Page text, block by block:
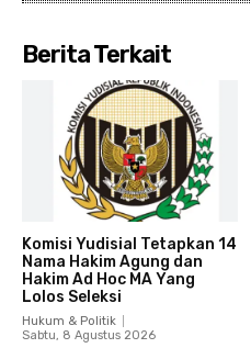
Berita Terkait
Komisi Yudisial Tetapkan 14
Nama Hakim Agung dan
Hakim Ad Hoc MA Yang
Lolos Seleksi
Hukum & Politik
Sabtu, 8 Agustus 2026